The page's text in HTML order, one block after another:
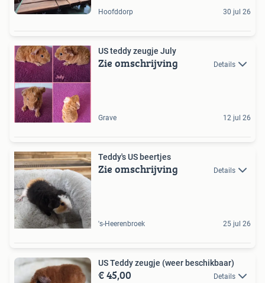
Hoofddorp 30 jul 26
US teddy zeugje July
Zie omschrijving Details
Grave 12 jul 26
Teddy's US beertjes
Zie omschrijving Details
's-Heerenbroek 25 jul 26
US Teddy zeugje (weer beschikbaar)
€ 45,00 Details